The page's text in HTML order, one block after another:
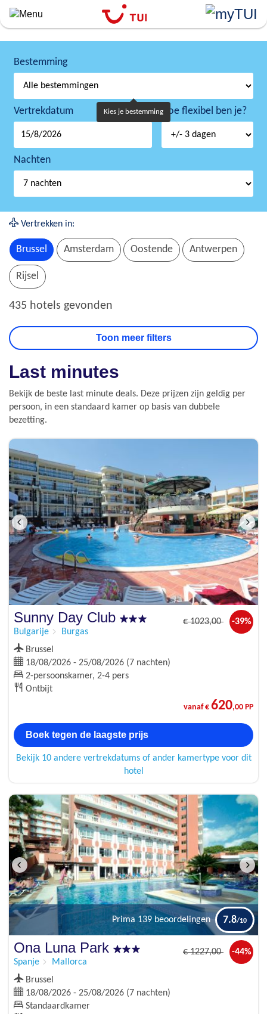
Overslaan
algemene
inhoud
gaan
Bestemming
Kies je bestemming
Vertrekdatum Hoe flexibel ben je?
Nachten
435 hotels gevonden
Vertrekken in:
Brussel Amsterdam Oostende Antwerpen
Rijsel
Last minutes
Bekijk de beste last minute deals. Deze prijzen zijn geldig per
persoon, in een standaard kamer op basis van dubbele
bezetting.
Sunny Day Club
Bulgarije Burgas
€1023,00 -39%
Brussel
18/08/2026 - 25/08/2026 (7 nachten)
2-persoonskamer, 2-4 pers
Ontbijt
vanaf € 620,00 PP
Boek tegen de laagste prijs
Bekijk 10 andere vertrekdatums of ander kamertype voor dit
hotel
Prima 139 beoordelingen 7.8
Ona Luna Park
Spanje Mallorca
€1227,00 -44%
Brussel
18/08/2026 - 25/08/2026 (7 nachten)
Standaardkamer